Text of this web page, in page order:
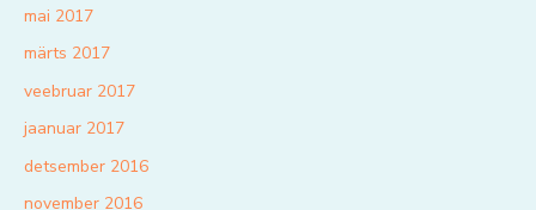
mai 2017
märts 2017
veebruar 2017
jaanuar 2017
detsember 2016
november 2016